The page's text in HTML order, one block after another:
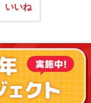
いいね